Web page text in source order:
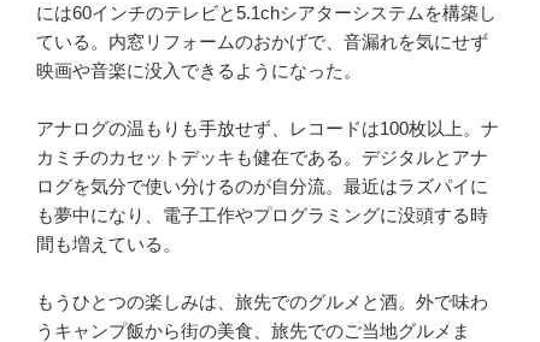
には60インチのテレビと5.1chシアターシステムを構築し
ている。内窓リフォームのおかげで、音漏れを気にせず
映画や音楽に没入できるようになった。
アナログの温もりも手放せず、レコードは100枚以上。ナ
カミチのカセットデッキも健在である。デジタルとアナ
ログを気分で使い分けるのが自分流。最近はラズパイに
も夢中になり、電子工作やプログラミングに没頭する時
間も増えている。
もうひとつの楽しみは、旅先でのグルメと酒。外で味わ
うキャンプ飯から街の美食、旅先でのご当地グルメま